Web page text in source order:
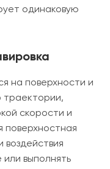
одинаковую
на поверхности и
траектории,
скорости и
воздействия
или выполнять